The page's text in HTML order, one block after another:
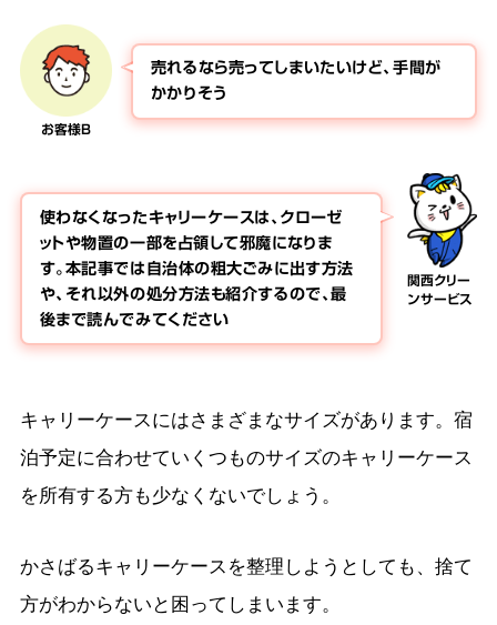
お客様B
売れるなら売ってしまいたいけど、手間が
かかりそう
関西クリー
ンサービス
使わなくなったキャリーケースは、クローゼ
ットや物置の一部を占領して邪魔になりま
す。本記事では自治体の粗大ごみに出す方法
や、それ以外の処分方法も紹介するので、最
後まで読んでみてください
キャリーケースにはさまざまなサイズがあります。宿
泊予定に合わせていくつものサイズのキャリーケース
を所有する方も少なくないでしょう。
かさばるキャリーケースを整理しようとしても、捨て
方がわからないと困ってしまいます。